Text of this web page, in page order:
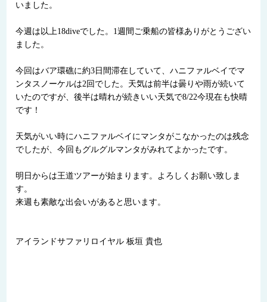
いました。
今週は以上18diveでした。1週間ご乗船の皆様ありがとうござい
ました。
今回はバア環礁に約3日間滞在していて、ハニファルベイでマ
ンタスノーケルは2回でした。天気は前半は曇りや雨が続いて
いたのですが、後半は晴れが続きいい天気で8/22今現在も快晴
です！
天気がいい時にハニファルベイにマンタがこなかったのは残念
でしたが、今回もグルグルマンタがみれてよかったです。
明日からは王道ツアーが始まります。よろしくお願い致しま
す。
来週も素敵な出会いがあると思います。
アイランドサファリロイヤル 板垣 貴也